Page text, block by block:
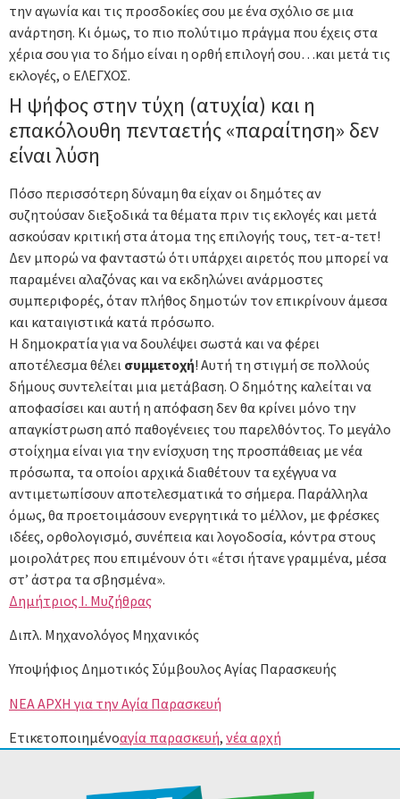
την αγωνία και τις προσδοκίες σου με ένα σχόλιο σε μια
ανάρτηση. Κι όμως, το πιο πολύτιμο πράγμα που έχεις στα
χέρια σου για το δήμο είναι η ορθή επιλογή σου…και μετά τις
εκλογές, ο ΕΛΕΓΧΟΣ.
Η ψήφος στην τύχη (ατυχία) και η
επακόλουθη πενταετής «παραίτηση» δεν
είναι λύση
Πόσο περισσότερη δύναμη θα είχαν οι δημότες αν
συζητούσαν διεξοδικά τα θέματα πριν τις εκλογές και μετά
ασκούσαν κριτική στα άτομα της επιλογής τους, τετ-α-τετ!
Δεν μπορώ να φανταστώ ότι υπάρχει αιρετός που μπορεί να
παραμένει αλαζόνας και να εκδηλώνει ανάρμοστες
συμπεριφορές, όταν πλήθος δημοτών τον επικρίνουν άμεσα
και καταιγιστικά κατά πρόσωπο.
Η δημοκρατία για να δουλέψει σωστά και να φέρει
αποτέλεσμα θέλει συμμετοχή! Αυτή τη στιγμή σε πολλούς
δήμους συντελείται μια μετάβαση. Ο δημότης καλείται να
αποφασίσει και αυτή η απόφαση δεν θα κρίνει μόνο την
απαγκίστρωση από παθογένειες του παρελθόντος. Το μεγάλο
στοίχημα είναι για την ενίσχυση της προσπάθειας με νέα
πρόσωπα, τα οποίοι αρχικά διαθέτουν τα εχέγγυα να
αντιμετωπίσουν αποτελεσματικά το σήμερα. Παράλληλα
όμως, θα προετοιμάσουν ενεργητικά το μέλλον, με φρέσκες
ιδέες, ορθολογισμό, συνέπεια και λογοδοσία, κόντρα στους
μοιρολάτρες που επιμένουν ότι «έτσι ήτανε γραμμένα, μέσα
στ’ άστρα τα σβησμένα».
Δημήτριος Ι. Μυζήθρας
Διπλ. Μηχανολόγος Μηχανικός
Υποψήφιος Δημοτικός Σύμβουλος Αγίας Παρασκευής
ΝΕΑ ΑΡΧΗ για την Αγία Παρασκευή
Ετικετοποιημένοαγία παρασκευή, νέα αρχή